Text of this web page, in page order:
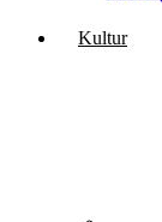
Kultur